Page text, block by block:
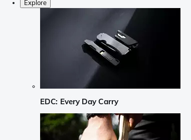
Explore
EDC: Every Day Carry